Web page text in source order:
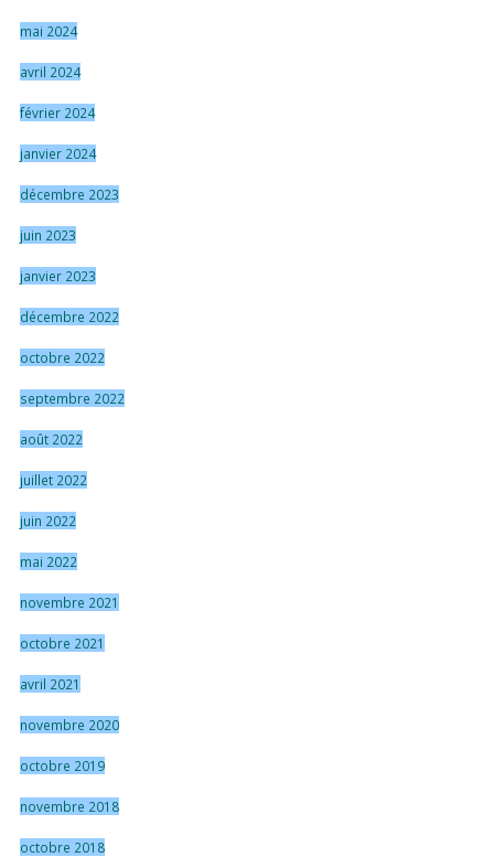
mai 2024
avril 2024
février 2024
janvier 2024
décembre 2023
juin 2023
janvier 2023
décembre 2022
octobre 2022
septembre 2022
août 2022
juillet 2022
juin 2022
mai 2022
novembre 2021
octobre 2021
avril 2021
novembre 2020
octobre 2019
novembre 2018
octobre 2018